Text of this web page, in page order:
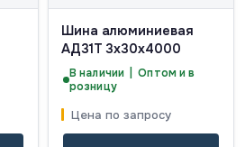
Шина алюминиевая
АД31Т 3х30х4000
В наличии | Оптом и в
розницу
Цена по запросу